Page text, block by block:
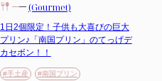
(Gourmet)
1日2個限定！子供も大喜びの巨大
プリン♪「南国プリン」のてっげデ
カセボン！！
#手土産
#南国プリン